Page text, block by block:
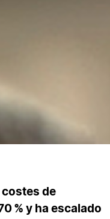
costes de
% y ha escalado